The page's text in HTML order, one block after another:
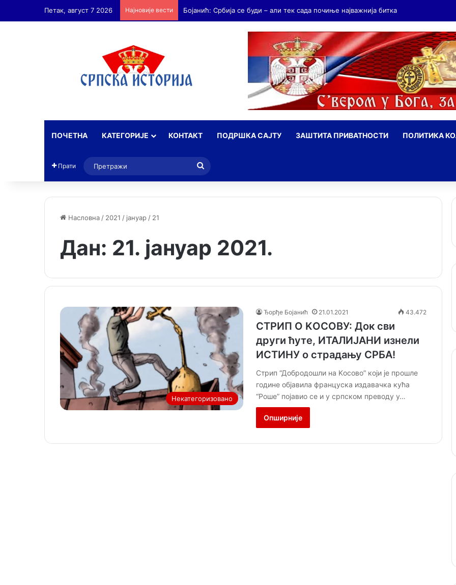
Петак, август 7 2026 Најновије вести Бојанић: Србија се буди – али тек сада почиње најважнија битка
ПОЧЕТНА КАТЕГОРИЈЕ КОНТАКТ ПОДРШКА САЈТУ ЗАШТИТА ПРИВАТНОСТИ ПОЛИТИКА
Прати
Насловна / 2021 / јануар / 21
Дан: 21. јануар 2021.
Некатегоризовано
Ђорђе Бојанић 21.01.2021 43.472
СТРИП О KОСОВУ: Док сви
други ћуте, ИТАЛИЈАНИ изнели
ИСТИНУ о страдању СРБА!
Стрип “Добродошли на Kосово” који је прошле
године објавила француска издавачка кућа
“Роше” појавио се и у српском преводу у…
Опширније